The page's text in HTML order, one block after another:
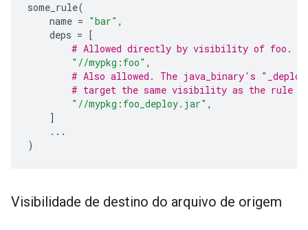
some_rule(
name = "bar" ,
deps = [
# Allowed directly by visibility of foo.
"//mypkg:foo" ,
# Also allowed. The java_binary's
# target the same visibility as the rule
"//mypkg:foo_deploy.jar" ,
]
...
)
Visibilidade de destino do arquivo de origem